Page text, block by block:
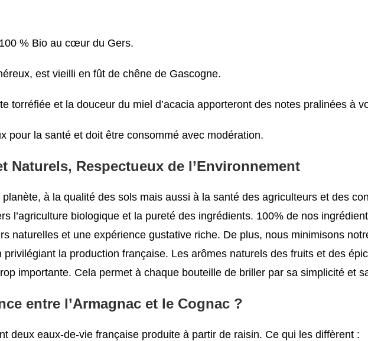
% Bio au cœur du Gers.
est vieilli en fût de chêne de Gascogne.
torréfiée et la douceur du miel d’acacia apporteront des notes pralinées à
pour la santé et doit être consommé avec modération.
Naturels, Respectueux de l’Environnement
planète, à la qualité des sols mais aussi à la santé des agriculteurs et des
l’agriculture biologique et la pureté des ingrédients. 100% de nos
naturelles et une expérience gustative riche. De plus, nous minimisons
la production française. Les arômes naturels des fruits et des
importante. Cela permet à chaque bouteille de briller par sa simplicité et
entre l’Armagnac et le Cognac ?
deux eaux-de-vie française produite à partir de raisin. Ce qui les diffèrent :